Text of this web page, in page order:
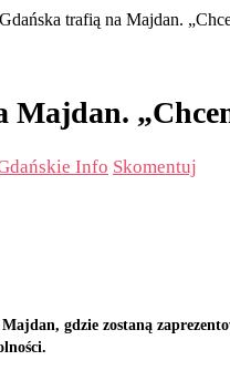
trafią na Majdan.
Info Skomentuj
gdzie zostaną